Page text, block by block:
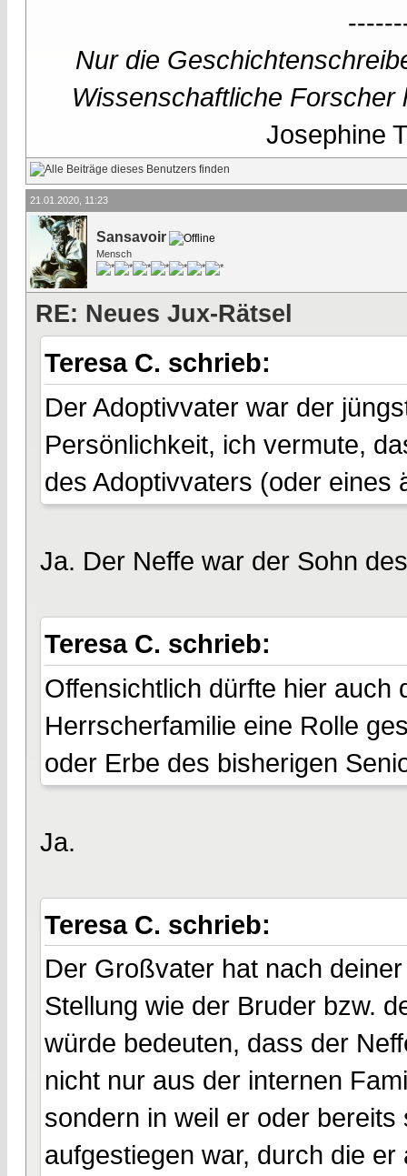
Nur die
Wissenschaftliche
Josephine
21.01.2020, 11:23
Sansavoir
Mensch
RE: Neues Jux-Rätsel
Teresa C. schrieb:
Der Adoptivvater war der
Persönlichkeit, ich vermute,
des Adoptivvaters (oder eines
Ja. Der Neffe war der Sohn
Teresa C. schrieb:
Offensichtlich dürfte hier auch
Herrscherfamilie eine Rolle
oder Erbe des bisherigen
Ja.
Teresa C. schrieb:
Der Großvater hat nach
Stellung wie der Bruder bzw.
würde bedeuten, dass der
nicht nur aus der internen
sondern in weil er oder
aufgestiegen war, durch die